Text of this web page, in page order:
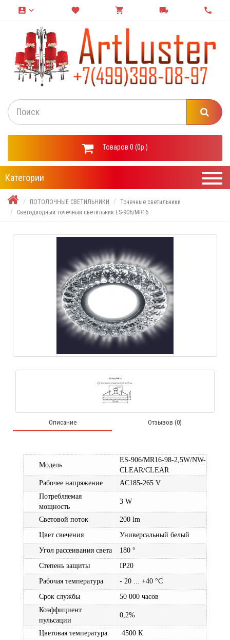
account_box keyboard_arrow_down favorite shopping_cart local_shipping call
Товаров 0 (0р.)
Категории
ПОТОЛОЧНЫЕ СВЕТИЛЬНИКИ
Точечные светильники
Светодиодный точечный светильник ES-906/MR16
Описание Отзывов (0)
Модель
ES-906/MR16-98-2,5W/NW-
CLEAR/CLEAR
Рабочее напряжение
AC185-265 V
Потребляемая
мощность
3 W
Световой поток
200 lm
Цвет свечения
Универсальный белый
Угол рассеивания света
180 °
Степень защиты
IP20
Рабочая температура
- 20 ... +40 °C
Срок службы
50 000 часов
Коэффициент
пульсации
0,2%
Цветовая температура
4500 К